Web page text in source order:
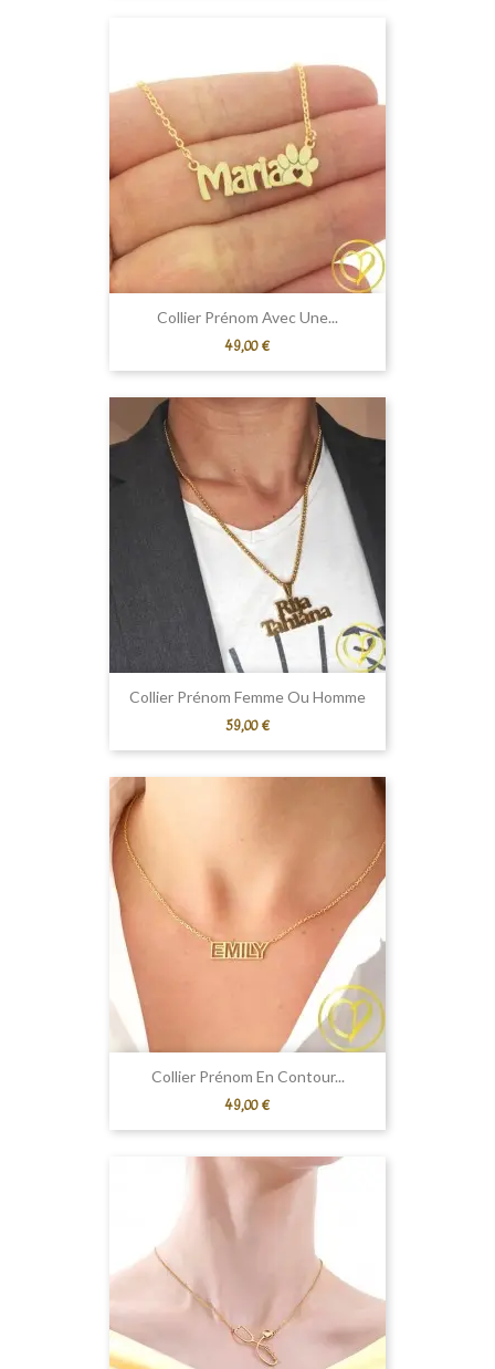
Collier Prénom Avec Une...
Prix
49,00 €
Collier Prénom Femme Ou Homme
Prix
59,00 €
Collier Prénom En Contour...
Prix
49,00 €